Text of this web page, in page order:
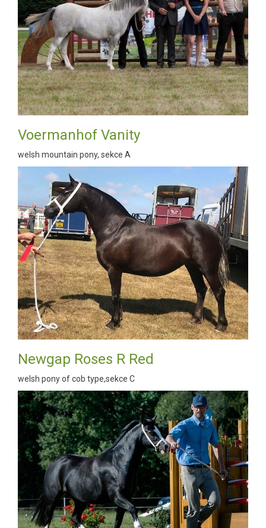
Voermanhof Vanity
welsh mountain pony, sekce A
Newgap Roses R Red
welsh pony of cob type,sekce C